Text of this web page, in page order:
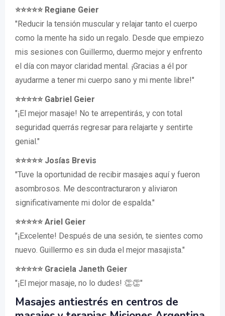
⭐️⭐️⭐️⭐️⭐️ Regiane Geier
"Reducir la tensión muscular y relajar tanto el cuerpo
como la mente ha sido un regalo. Desde que empiezo
mis sesiones con Guillermo, duermo mejor y enfrento
el día con mayor claridad mental. ¡Gracias a él por
ayudarme a tener mi cuerpo sano y mi mente libre!"
⭐️⭐️⭐️⭐️⭐️ Gabriel Geier
"¡El mejor masaje! No te arrepentirás, y con total
seguridad querrás regresar para relajarte y sentirte
genial."
⭐️⭐️⭐️⭐️⭐️ Josías Brevis
"Tuve la oportunidad de recibir masajes aquí y fueron
asombrosos. Me descontracturaron y aliviaron
significativamente mi dolor de espalda."
⭐️⭐️⭐️⭐️⭐️ Ariel Geier
"¡Excelente! Después de una sesión, te sientes como
nuevo. Guillermo es sin duda el mejor masajista."
⭐️⭐️⭐️⭐️⭐️ Graciela Janeth Geier
"¡El mejor masaje, no lo dudes! 👏👏"
Masajes antiestrés en centros de